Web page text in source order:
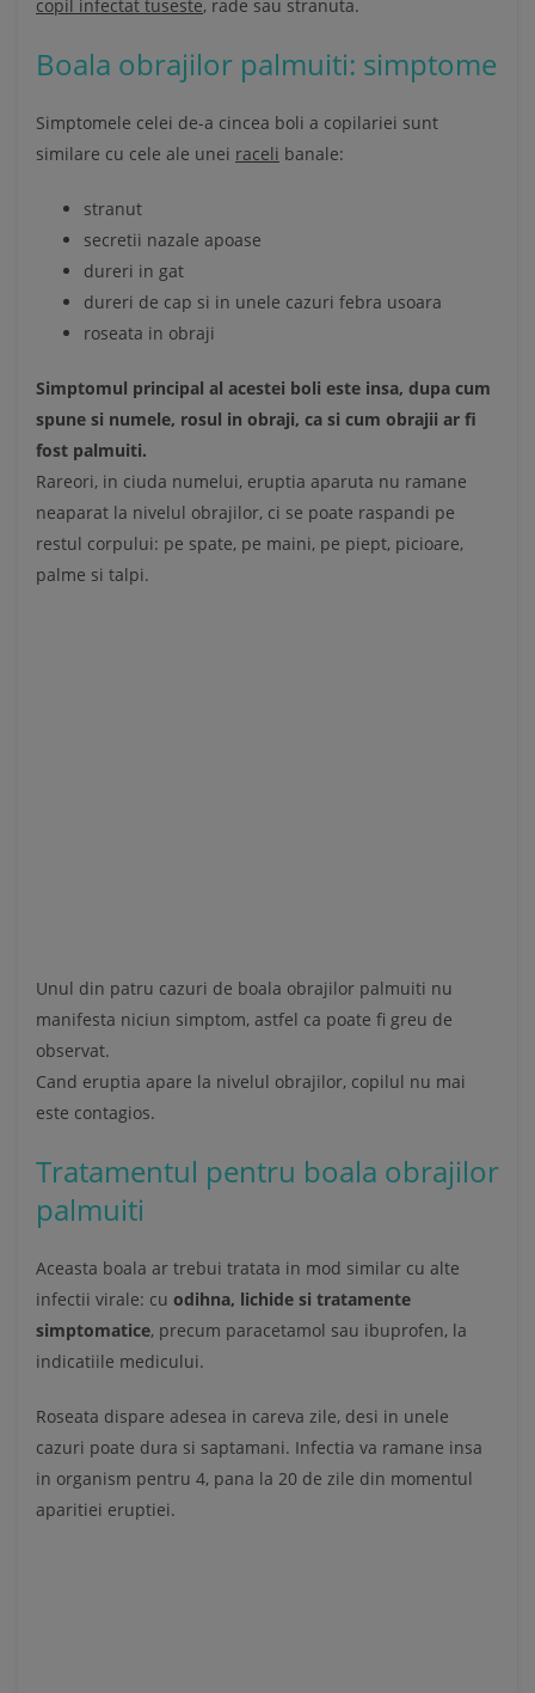
copil infectat tuseste, rade sau stranuta.
Boala obrajilor palmuiti: simptome
Simptomele celei de-a cincea boli a copilariei sunt
similare cu cele ale unei raceli banale:
stranut
secretii nazale apoase
dureri in gat
dureri de cap si in unele cazuri febra usoara
roseata in obraji
Simptomul principal al acestei boli este insa, dupa cum
spune si numele, rosul in obraji, ca si cum obrajii ar fi
fost palmuiti.
Rareori, in ciuda numelui, eruptia aparuta nu ramane
neaparat la nivelul obrajilor, ci se poate raspandi pe
restul corpului: pe spate, pe maini, pe piept, picioare,
palme si talpi.
Unul din patru cazuri de boala obrajilor palmuiti nu
manifesta niciun simptom, astfel ca poate fi greu de
observat.
Cand eruptia apare la nivelul obrajilor, copilul nu mai
este contagios.
Tratamentul pentru boala obrajilor
palmuiti
Aceasta boala ar trebui tratata in mod similar cu alte
infectii virale: cu odihna, lichide si tratamente
simptomatice, precum paracetamol sau ibuprofen, la
indicatiile medicului.
Roseata dispare adesea in careva zile, desi in unele
cazuri poate dura si saptamani. Infectia va ramane insa
in organism pentru 4, pana la 20 de zile din momentul
aparitiei eruptiei.